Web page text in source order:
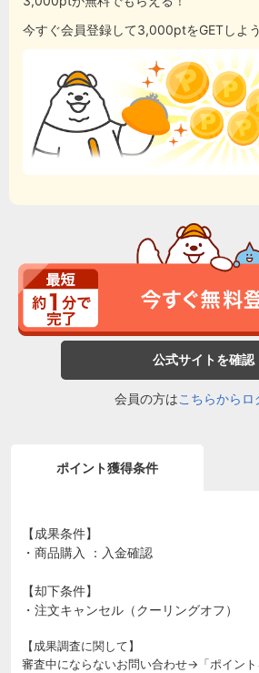
今すぐ会員登録して3,000ptをGETしよう
公式サイトを確認
会員の方はこちらからロ
ポイント獲得条件
【成果条件】
・商品購入 ：入金確認
【却下条件】
・注文キャンセル（クーリングオフ）
【成果調査に関して】
審査中にならないお問い合わせ→「ポイン